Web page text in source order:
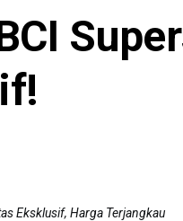
Eksklusif, Harga Terjangkau